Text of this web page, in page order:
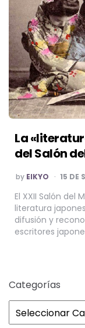
La
del Salón
POSTED
BY
by EIKYO 15 DE
El XXII Salón del
literatura
difusión y
escritores
Categorías